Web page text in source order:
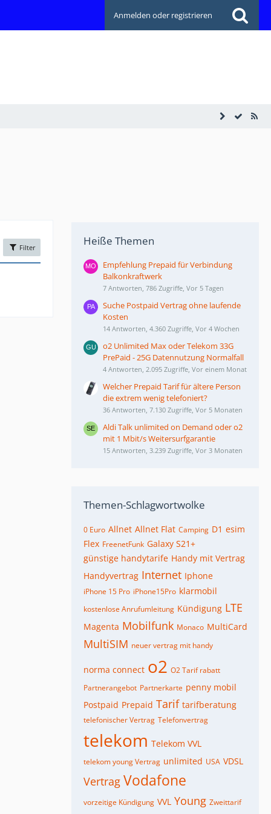
Anmelden oder registrieren
Filter Heiße Themen
Empfehlung Prepaid für Verbindung
Balkonkraftwerk
7 Antworten, 786 Zugriffe, Vor 5 Tagen
Suche Postpaid Vertrag ohne laufende
Kosten
14 Antworten, 4.360 Zugriffe, Vor 4 Wochen
o2 Unlimited Max oder Telekom 33G
PrePaid - 25G Datennutzung Normalfall
4 Antworten, 2.095 Zugriffe, Vor einem Monat
Welcher Prepaid Tarif für ältere Person
die extrem wenig telefoniert?
36 Antworten, 7.130 Zugriffe, Vor 5 Monaten
Aldi Talk unlimited on Demand oder o2
mit 1 Mbit/s Weitersurfgarantie
15 Antworten, 3.239 Zugriffe, Vor 3 Monaten
Themen-Schlagwortwolke
0 Euro Allnet Allnet Flat Camping D1 esim
Flex FreenetFunk Galaxy S21+
günstige handytarife Handy mit Vertrag
Handyvertrag Internet Iphone
iPhone 15 Pro iPhone15Pro klarmobil
kostenlose Anrufumleitung Kündigung LTE
Magenta Mobilfunk Monaco MultiCard
MultiSIM neuer vertrag mit handy
norma connect o2 O2 Tarif rabatt
Partnerangebot Partnerkarte penny mobil
Postpaid Prepaid Tarif tarifberatung
telefonischer Vertrag Telefonvertrag
telekom Telekom VVL
telekom young Vertrag unlimited USA VDSL
Vertrag Vodafone
vorzeitige Kündigung VVL Young Zweittarif